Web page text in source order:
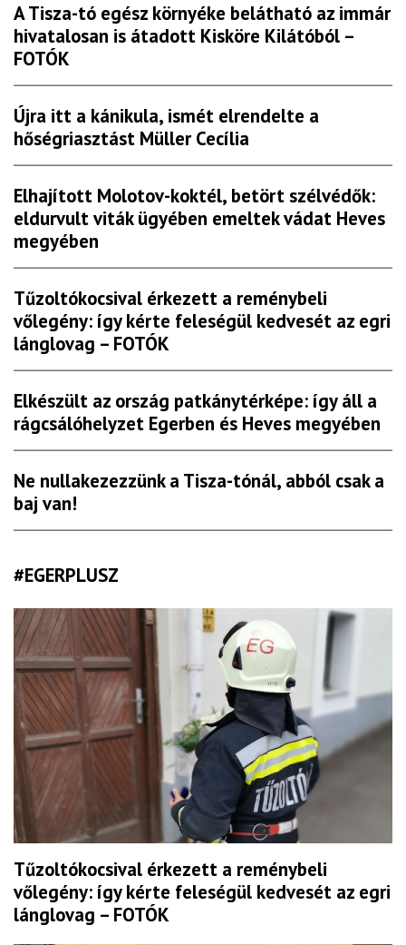
A Tisza-tó egész környéke belátható az immár
hivatalosan is átadott Kisköre Kilátóból –
FOTÓK
Újra itt a kánikula, ismét elrendelte a
hőségriasztást Müller Cecília
Elhajított Molotov-koktél, betört szélvédők:
eldurvult viták ügyében emeltek vádat Heves
megyében
Tűzoltókocsival érkezett a reménybeli
vőlegény: így kérte feleségül kedvesét az egri
lánglovag – FOTÓK
Elkészült az ország patkánytérképe: így áll a
rágcsálóhelyzet Egerben és Heves megyében
Ne nullakezezzünk a Tisza-tónál, abból csak a
baj van!
#EGERPLUSZ
Tűzoltókocsival érkezett a reménybeli
vőlegény: így kérte feleségül kedvesét az egri
lánglovag – FOTÓK